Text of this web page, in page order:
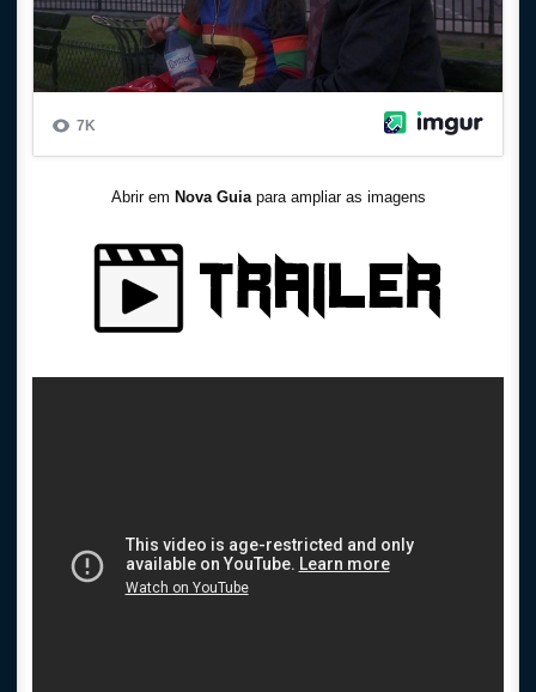
Abrir em Nova Guiapara ampliar as imagens